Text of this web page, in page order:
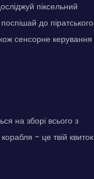
піксельний
до піратського
сенсорне керування
на зборі всього з
- це твій квиток